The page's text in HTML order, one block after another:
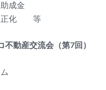
成金
正化 等
不動産交流会（第7回）